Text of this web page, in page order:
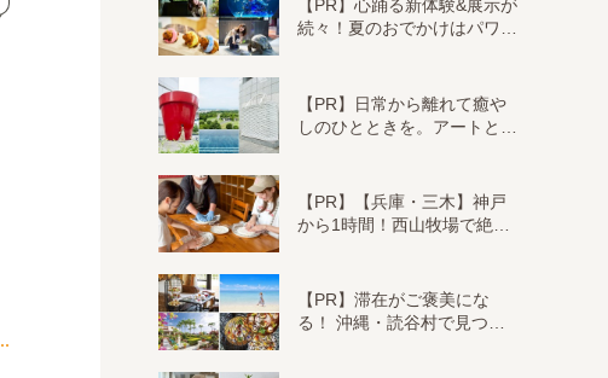
【PR】心踊る新体験&展示が
続々！夏のおでかけはパワ…
【PR】日常から離れて癒や
しのひとときを。アートと…
【PR】【兵庫・三木】神戸
から1時間！西山牧場で絶…
【PR】滞在がご褒美にな
る！ 沖縄・読谷村で見つ…